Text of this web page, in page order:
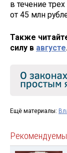
в течение
от 45 млн
Также
силу в августе.
Ещё материалы: